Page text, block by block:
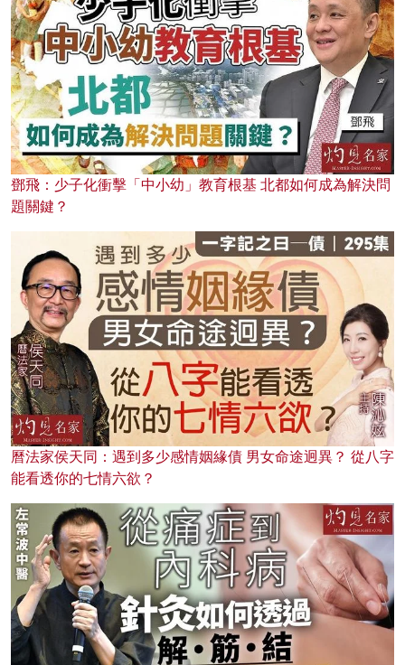
鄧飛：少子化衝擊「中小幼」教育根基 北都如何成為解決問
題關鍵？
曆法家侯天同：遇到多少感情姻緣債 男女命途迥異？ 從八字
能看透你的七情六欲？